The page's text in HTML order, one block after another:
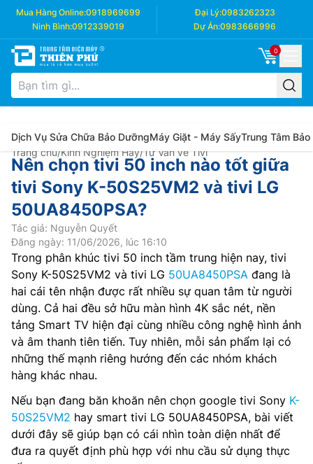
Mua Hàng Online:0918969699 Đại Lý:0983262323
Ninh Bình:0912339019 Dự Án:0983666996
0
Dịch Vụ Sửa Chữa Bảo DưỡngMáy Giặt - Máy SấyTrung Tâm Bảo
Trang chủ/Kinh Nghiệm Hay/Tư Vấn về Tivi
Nên chọn tivi 50 inch nào tốt giữa
tivi Sony K-50S25VM2 và tivi LG
50UA8450PSA?
Tác giả: Nguyễn Quyết
Đăng ngày: 11/06/2026, lúc 16:10
Trong phân khúc tivi 50 inch tầm trung hiện nay, tivi
Sony K-50S25VM2 và tivi LG 50UA8450PSA đang là
hai cái tên nhận được rất nhiều sự quan tâm từ người
dùng. Cả hai đều sở hữu màn hình 4K sắc nét, nền
tảng Smart TV hiện đại cùng nhiều công nghệ hình ảnh
và âm thanh tiên tiến. Tuy nhiên, mỗi sản phẩm lại có
những thế mạnh riêng hướng đến các nhóm khách
hàng khác nhau.
Nếu bạn đang băn khoăn nên chọn google tivi Sony K-
50S25VM2 hay smart tivi LG 50UA8450PSA, bài viết
dưới đây sẽ giúp bạn có cái nhìn toàn diện nhất để
đưa ra quyết định phù hợp với nhu cầu sử dụng thực